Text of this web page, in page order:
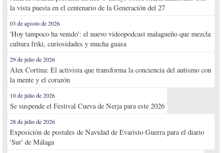
la vista puesta en el centenario de la Generación del 27
03 de agosto de 2026
'Hoy tampoco ha venido': el nuevo videopodcast malagueño que mezcla
cultura friki, curiosidades y mucha guasa
29 de julio de 2026
Alex Cortina: El activista que transforma la conciencia del autismo con
la mente y el corazón
10 de julio de 2026
Se suspende el Festival Cueva de Nerja para este 2026
28 de julio de 2026
Exposición de postales de Navidad de Evaristo Guerra para el diario
'Sur' de Málaga